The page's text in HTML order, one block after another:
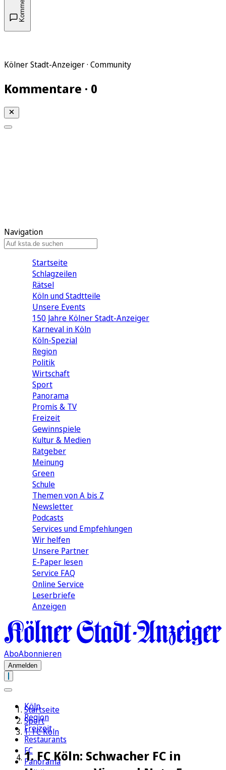
Kölner Stadt-Anzeiger · Community
Kommentare · 0
Navigation
Startseite
Schlagzeilen
Rätsel
Köln und Stadtteile
Unsere Events
150 Jahre Kölner Stadt-Anzeiger
Karneval in Köln
Köln-Spezial
Region
Politik
Wirtschaft
Sport
Panorama
Promis & TV
Freizeit
Gewinnspiele
Kultur & Medien
Ratgeber
Meinung
Green
Schule
Themen von A bis Z
Newsletter
Podcasts
Services und Empfehlungen
Wir helfen
Unsere Partner
E-Paper lesen
Service FAQ
Online Service
Leserbriefe
Anzeigen
AboAbonnieren
Anmelden
Köln
Region
Freizeit
Restaurants
FC
Panorama
Startseite
Sport
1. FC Köln
1. FC Köln: Schwacher FC in